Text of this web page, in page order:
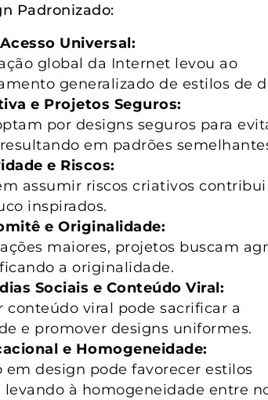
Padronizado:
Universal:
global da Internet levou ao
generalizado de estilos de
e Projetos Seguros:
por designs seguros para
em padrões
e Riscos:
assumir riscos criativos contribui
inspirados.
e Originalidade:
maiores, projetos buscam
a originalidade.
Sociais e Conteúdo Viral:
conteúdo viral pode sacrificar a
e promover designs uniformes.
e Homogeneidade:
em design pode favorecer estilos
levando à homogeneidade entre